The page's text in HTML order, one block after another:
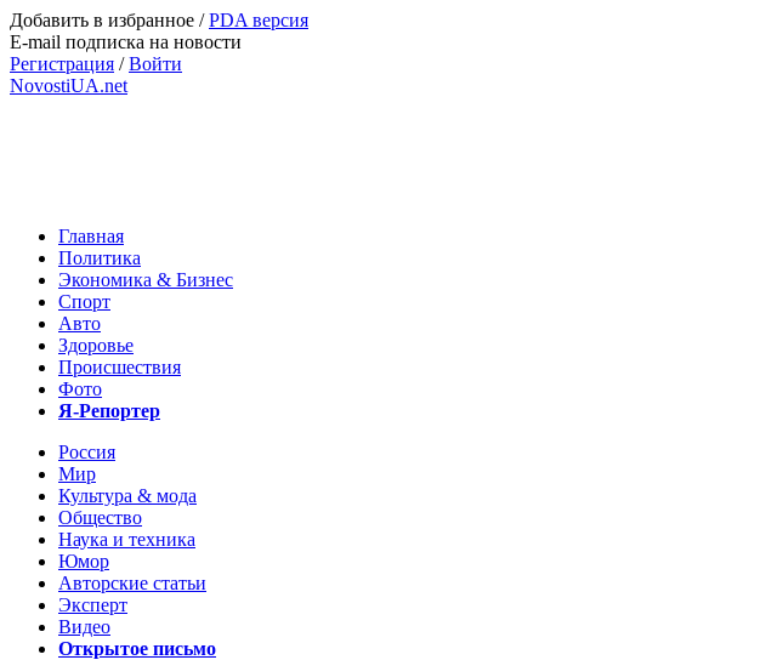
Добавить в избранное /PDA версия
E-mail подписка на новости
Регистрация /Войти
NovostiUA.net
Главная
Политика
Экономика & Бизнес
Спорт
Авто
Здоровье
Происшествия
Фото
Я-Репортер
Россия
Мир
Культура & мода
Общество
Наука и техника
Юмор
Авторские статьи
Эксперт
Видео
Открытое письмо